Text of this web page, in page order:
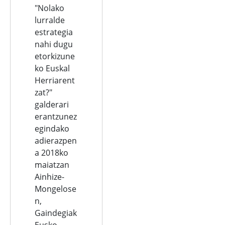
"Nolako
lurralde
estrategia
nahi dugu
etorkizune
ko Euskal
Herriarent
zat?"
galderari
erantzunez
egindako
adierazpen
a 2018ko
maiatzan
Ainhize-
Mongelose
n,
Gaindegiak